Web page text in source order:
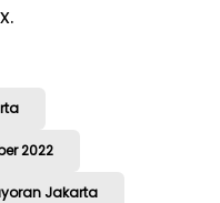
2022
Jakarta